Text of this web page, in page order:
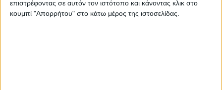
επιστρέφοντας σε αυτόν τον ιστότοπο και κάνοντας κλικ στο
κουμπί "Απορρήτου" στο κάτω μέρος της ιστοσελίδας.
κατατίθενται υπέρ του Ταμείου Γεωργίας
και Κτηνοτροφίας.